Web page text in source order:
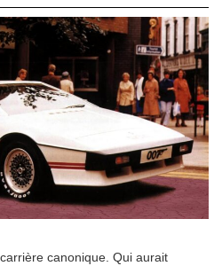
canonique. Qui aurait